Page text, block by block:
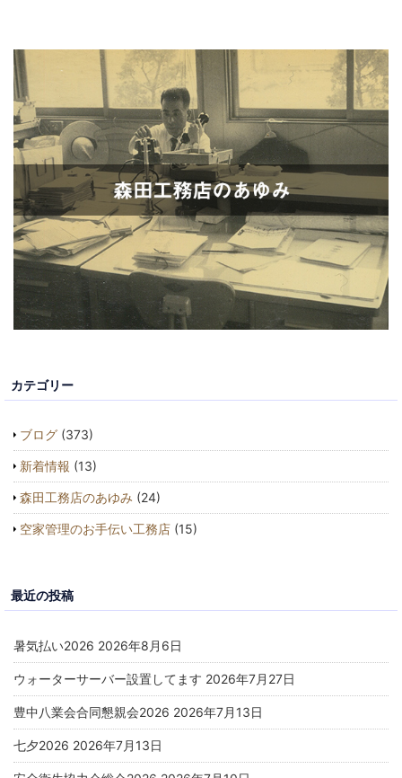
カテゴリー
ブログ (373)
新着情報 (13)
森田工務店のあゆみ (24)
空家管理のお手伝い工務店 (15)
最近の投稿
暑気払い2026 2026年8月6日
ウォーターサーバー設置してます 2026年7月27日
豊中八業会合同懇親会2026 2026年7月13日
七夕2026 2026年7月13日